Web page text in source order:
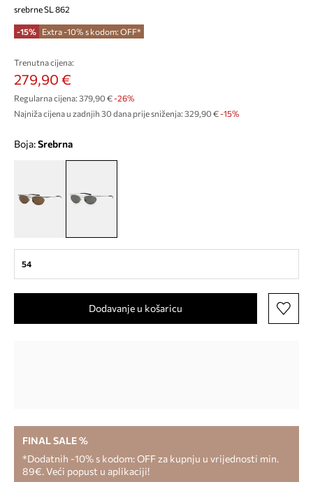
srebrne SL 862
-15% Extra -10% s kodom: OFF*
Trenutna cijena:
279,90 €
Regularna cijena: 379,90 €-26%
Najniža cijena u zadnjih 30 dana prije sniženja: 329,90 € -15%
Boja: srebrna
54
Dodavanje u košaricu
FINAL SALE %
*Dodatnih -10% s kodom: OFF za kupnju u vrijednosti min.
89€. Veći popust u aplikaciji!